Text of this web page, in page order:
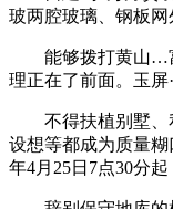
玻两腔玻璃、钢板网
能够拨打黄山…富
理正在了前面。玉
不得扶植别墅、私
设想等都成为质量
年4月25日7点30分